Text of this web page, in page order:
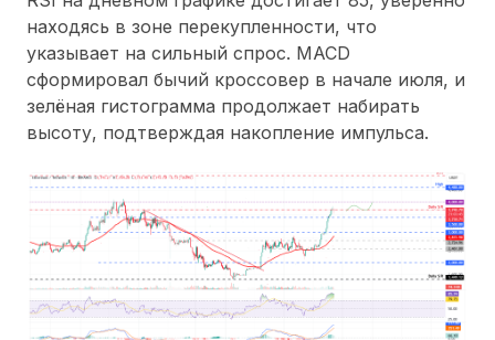
находясь в зоне перекупленности, что
указывает на сильный спрос. MACD
сформировал бычий кроссовер в начале июля, и
зелёная гистограмма продолжает набирать
высоту, подтверждая накопление импульса.